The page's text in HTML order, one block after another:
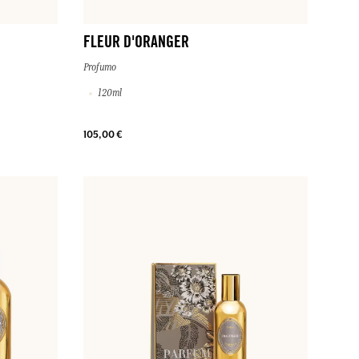
FLEUR D'ORANGER
Profumo
120ml
105,00 €